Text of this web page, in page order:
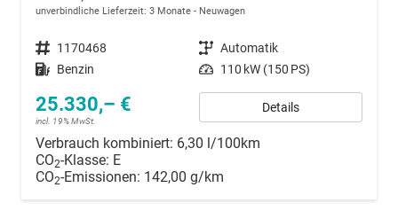
unverbindliche Lieferzeit: 3 Monate Neuwagen
Fahrzeugnummer 1170468 Getriebe Automatik
Kraftstoff Benzin Leistung 110 kW (150 PS)
25.330,– €
incl. 19% MwSt.
Details
Verbrauch kombiniert: 6,30 l/100km
CO2-Klasse: E
CO2-Emissionen: 142,00 g/km